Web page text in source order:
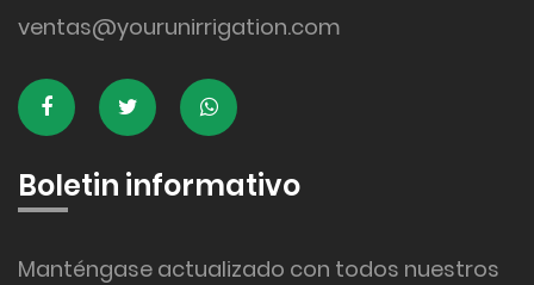
ventas@yourunirrigation.com
Boletin informativo
Manténgase actualizado con todos nuestros